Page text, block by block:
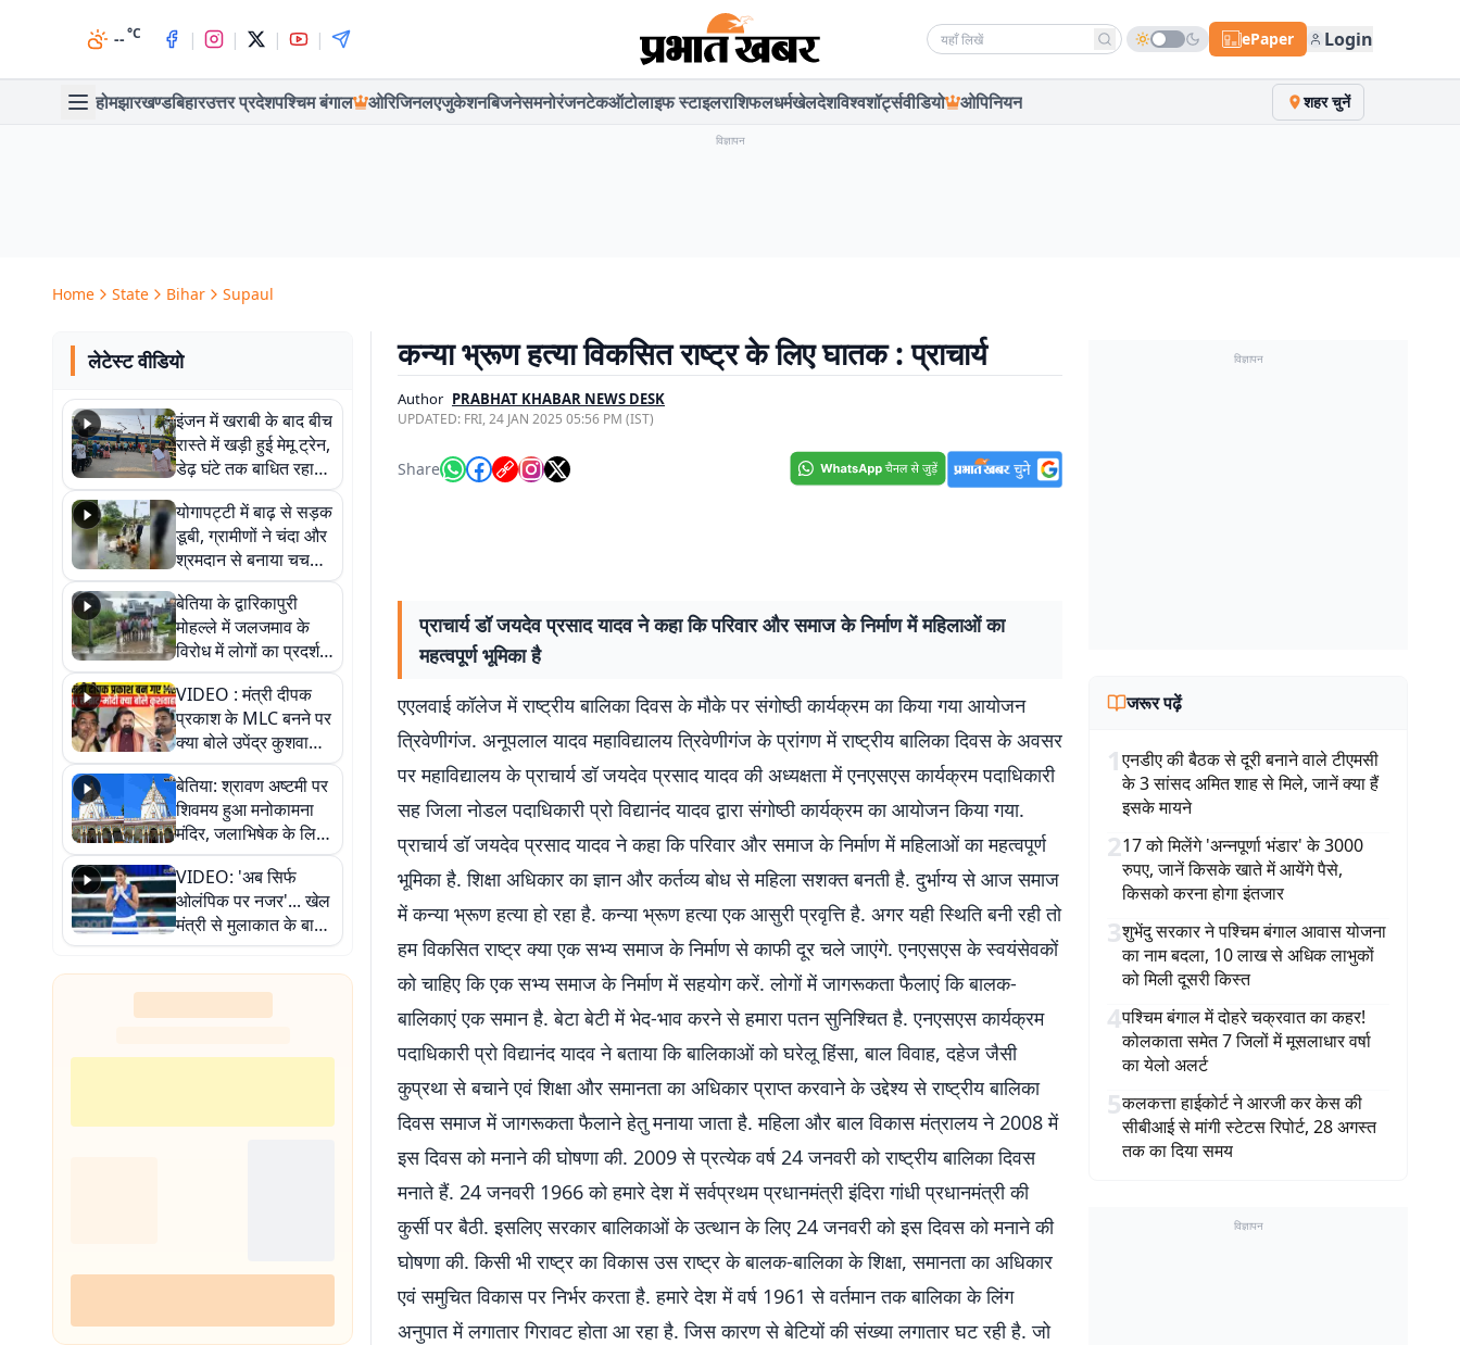
--°C | | | | Search news ePaper Login
होमझारखण्डबिहारउत्तर प्रदेशपश्चिम बंगाल ओरिजिनलएजुकेशनबिजनेसमनोरंजनटेकऑटोलाइफ स्टाइलराशिफलधर्मखेलदेशविश्वशॉर्ट्सवीडियो ओपिनियन शहर चुनें
विज्ञापन
Home State Bihar Supaul
लेटेस्ट वीडियो
इंजन में खराबी के बाद बीच
रास्ते में खड़ी हुई मेमू ट्रेन,
डेढ़ घंटे तक बाधित रहा
आवागमन
योगापट्टी में बाढ़ से सड़क
डूबी, ग्रामीणों ने चंदा और
श्रमदान से बनाया चचरी
पुल
बेतिया के द्वारिकापुरी
मोहल्ले में जलजमाव के
विरोध में लोगों का प्रदर्शन,
स्थायी समाधान की मांग
VIDEO : मंत्री दीपक
प्रकाश के MLC बनने पर
क्या बोले उपेंद्र कुशवाहा,
सुनिए
बेतिया: श्रावण अष्टमी पर
शिवमय हुआ मनोकामना
मंदिर, जलाभिषेक के लिए
लगी लंबी कतारें
VIDEO: 'अब सिर्फ
ओलंपिक पर नजर'... खेल
मंत्री से मुलाकात के बाद
जैसमीन लंबोरिया का बड़ा
बयान
कन्या भ्रूण हत्या विकसित राष्ट्र के लिए घातक : प्राचार्य
Author PRABHAT KHABAR NEWS DESK
UPDATED: FRI, 24 JAN 2025 05:56 PM (IST)
Share
प्राचार्य डॉ जयदेव प्रसाद यादव ने कहा कि परिवार और समाज के निर्माण में महिलाओं का
महत्वपूर्ण भूमिका है
एएलवाई कॉलेज में राष्ट्रीय बालिका दिवस के मौके पर संगोष्ठी कार्यक्रम का किया गया आयोजन
त्रिवेणीगंज. अनूपलाल यादव महाविद्यालय त्रिवेणीगंज के प्रांगण में राष्ट्रीय बालिका दिवस के अवसर
पर महाविद्यालय के प्राचार्य डॉ जयदेव प्रसाद यादव की अध्यक्षता में एनएसएस कार्यक्रम पदाधिकारी
सह जिला नोडल पदाधिकारी प्रो विद्यानंद यादव द्वारा संगोष्ठी कार्यक्रम का आयोजन किया गया.
प्राचार्य डॉ जयदेव प्रसाद यादव ने कहा कि परिवार और समाज के निर्माण में महिलाओं का महत्वपूर्ण
भूमिका है. शिक्षा अधिकार का ज्ञान और कर्तव्य बोध से महिला सशक्त बनती है. दुर्भाग्य से आज समाज
में कन्या भ्रूण हत्या हो रहा है. कन्या भ्रूण हत्या एक आसुरी प्रवृत्ति है. अगर यही स्थिति बनी रही तो
हम विकसित राष्ट्र क्या एक सभ्य समाज के निर्माण से काफी दूर चले जाएंगे. एनएसएस के स्वयंसेवकों
को चाहिए कि एक सभ्य समाज के निर्माण में सहयोग करें. लोगों में जागरूकता फैलाएं कि बालक-
बालिकाएं एक समान है. बेटा बेटी में भेद-भाव करने से हमारा पतन सुनिश्चित है. एनएसएस कार्यक्रम
पदाधिकारी प्रो विद्यानंद यादव ने बताया कि बालिकाओं को घरेलू हिंसा, बाल विवाह, दहेज जैसी
कुप्रथा से बचाने एवं शिक्षा और समानता का अधिकार प्राप्त करवाने के उद्देश्य से राष्ट्रीय बालिका
दिवस समाज में जागरूकता फैलाने हेतु मनाया जाता है. महिला और बाल विकास मंत्रालय ने 2008 में
इस दिवस को मनाने की घोषणा की. 2009 से प्रत्येक वर्ष 24 जनवरी को राष्ट्रीय बालिका दिवस
मनाते हैं. 24 जनवरी 1966 को हमारे देश में सर्वप्रथम प्रधानमंत्री इंदिरा गांधी प्रधानमंत्री की
कुर्सी पर बैठी. इसलिए सरकार बालिकाओं के उत्थान के लिए 24 जनवरी को इस दिवस को मनाने की
घोषणा की. किसी भी राष्ट्र का विकास उस राष्ट्र के बालक-बालिका के शिक्षा, समानता का अधिकार
एवं समुचित विकास पर निर्भर करता है. हमारे देश में वर्ष 1961 से वर्तमान तक बालिका के लिंग
अनुपात में लगातार गिरावट होता आ रहा है. जिस कारण से बेटियों की संख्या लगातार घट रही है. जो
विज्ञापन
जरूर पढ़ें
1एनडीए की बैठक से दूरी बनाने वाले टीएमसी
के 3 सांसद अमित शाह से मिले, जानें क्या हैं
इसके मायने
217 को मिलेंगे 'अन्नपूर्णा भंडार' के 3000
रुपए, जानें किसके खाते में आयेंगे पैसे,
किसको करना होगा इंतजार
3शुभेंदु सरकार ने पश्चिम बंगाल आवास योजना
का नाम बदला, 10 लाख से अधिक लाभुकों
को मिली दूसरी किस्त
4पश्चिम बंगाल में दोहरे चक्रवात का कहर!
कोलकाता समेत 7 जिलों में मूसलाधार वर्षा
का येलो अलर्ट
5कलकत्ता हाईकोर्ट ने आरजी कर केस की
सीबीआई से मांगी स्टेटस रिपोर्ट, 28 अगस्त
तक का दिया समय
विज्ञापन